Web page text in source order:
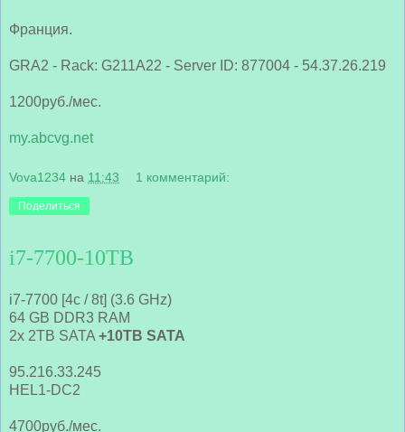
Франция.
GRA2 - Rack: G211A22 - Server ID: 877004 - 54.37.26.219
1200руб./мес.
my.abcvg.net
Vova1234 на 11:43 1 комментарий:
Поделиться
i7-7700-10TB
i7-7700 [4c / 8t] (3.6 GHz)
64 GB DDR3 RAM
2x 2TB SATA +10TB SATA
95.216.33.245
HEL1-DC2
4700руб./мес.